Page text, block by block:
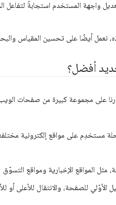
أكثر من 500 ملي ثانية لتعديل واجهة المستخدم
أيضًا على تحسين المقياس
أفضل؟
على مجموعة كبيرة من صفحات
34 رحلة مستخدِم على مواقع إلكترونية
مثل المواقع الإخبارية ومواقع التسوّق
للصفحة، والانتقال للأعلى أو